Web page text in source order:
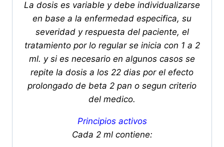
La dosis es variable y debe individualizarse
en base a la enfermedad especifica, su
severidad y respuesta del paciente, el
tratamiento por lo regular se inicia con 1 a 2
ml. y si es necesario en algunos casos se
repite la dosis a los 22 dias por el efecto
prolongado de beta 2 pan o segun criterio
del medico.
Principios activos
Cada 2 ml contiene: